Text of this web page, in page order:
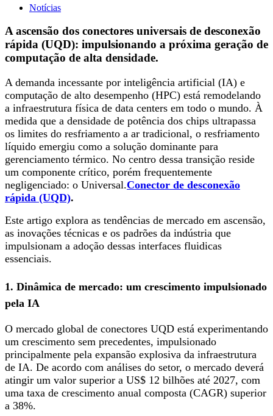
Notícias
A ascensão dos conectores universais de desconexão
rápida (UQD): impulsionando a próxima geração de
computação de alta densidade.
A demanda incessante por inteligência artificial (IA) e
computação de alto desempenho (HPC) está remodelando
a infraestrutura física de data centers em todo o mundo. À
medida que a densidade de potência dos chips ultrapassa
os limites do resfriamento a ar tradicional, o resfriamento
líquido emergiu como a solução dominante para
gerenciamento térmico. No centro dessa transição reside
um componente crítico, porém frequentemente
negligenciado: o Universal.Conector de desconexão
rápida (UQD).
Este artigo explora as tendências de mercado em ascensão,
as inovações técnicas e os padrões da indústria que
impulsionam a adoção dessas interfaces fluidicas
essenciais.
1. Dinâmica de mercado: um crescimento impulsionado
pela IA
O mercado global de conectores UQD está experimentando
um crescimento sem precedentes, impulsionado
principalmente pela expansão explosiva da infraestrutura
de IA. De acordo com análises do setor, o mercado deverá
atingir um valor superior a US$ 12 bilhões até 2027, com
uma taxa de crescimento anual composta (CAGR) superior
a 38%.